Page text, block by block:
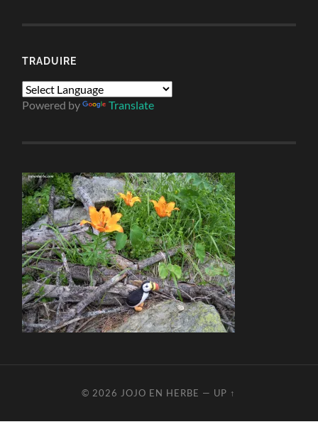
TRADUIRE
Powered by Translate
© 2026JOJO EN HERBE — UP ↑